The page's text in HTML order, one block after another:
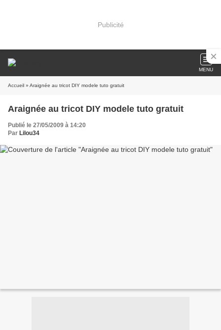
Publicité
MENU
Accueil » Araignée au tricot DIY modele tuto gratuit
Araignée au tricot DIY modele tuto gratuit
Publié le 27/05/2009 à 14:20
Par Lilou34